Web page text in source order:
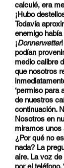
calculé, era
¡Hubo
Todavía
enemigo había
¡Donnerwetter
podían
medio calibre
que nosotros
‘permiso para
de nuestros
continuación.
Nosotros en
miramos unos
¿Por qué no
nada? La
aire. La voz
por el teléfono.